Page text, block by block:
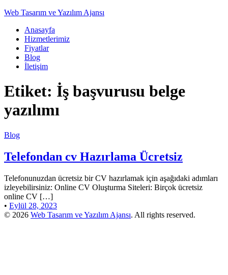
Web Tasarım ve Yazılım Ajansı
Anasayfa
Hizmetlerimiz
Fiyatlar
Blog
İletişim
Etiket: İş başvurusu belge
yazılımı
Blog
Telefondan cv Hazırlama Ücretsiz
Telefonunuzdan ücretsiz bir CV hazırlamak için aşağıdaki adımları
izleyebilirsiniz: Online CV Oluşturma Siteleri: Birçok ücretsiz
online CV […]
• Eylül 28, 2023
© 2026 Web Tasarım ve Yazılım Ajansı. All rights reserved.